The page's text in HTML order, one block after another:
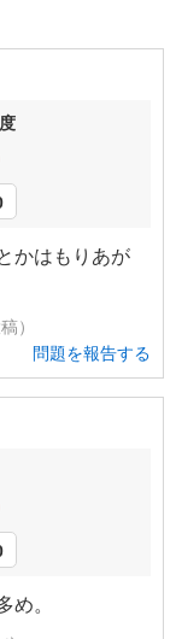
かはもりあが
）
問題を報告する
。